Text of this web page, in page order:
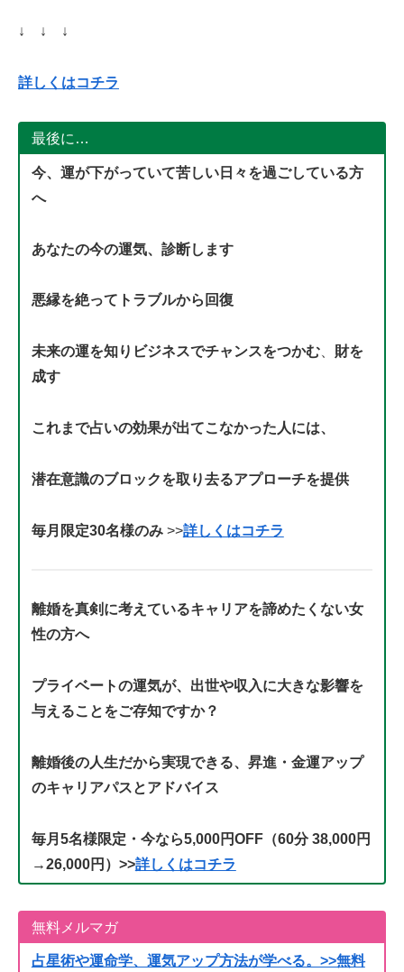
↓ ↓ ↓
詳しくはコチラ
最後に…
今、運が下がっていて苦しい日々を過ごしている方
へ
あなたの今の運気、診断します
悪縁を絶ってトラブルから回復
未来の運を知りビジネスでチャンスをつかむ、 財を
成す
これまで占いの効果が出てこなかった人には、
潜在意識のブロックを取り去るアプローチを提供
毎月限定30名様のみ>>詳しくはコチラ
離婚を真剣に考えているキャリアを諦めたくない女
性の方へ
プライベートの運気が、出世や収入に大きな影響を
与えることをご存知ですか？
離婚後の人生だから実現できる、昇進・金運アップ
のキャリアパスとアドバイス
毎月5名様限定・今なら5,000円OFF（60分 38,000円
→26,000円）>>詳しくはコチラ
無料メルマガ
占星術や運命学、運気アップ方法が学べる。>>無料